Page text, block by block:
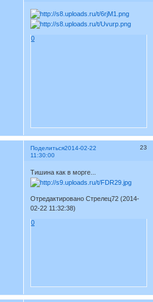
0
Поделиться 23
2014-02-22
11:30:00
Тишина как в морге...
Отредактировано Стрелец72 (2014-
02-22 11:32:38)
0